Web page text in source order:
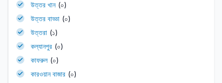
উত্তর খান (০)
উত্তর বাড্ডা (০)
উত্তরা (১)
কল্যানপুর (০)
কাফরুল (০)
কারওয়ান বাজার (০)